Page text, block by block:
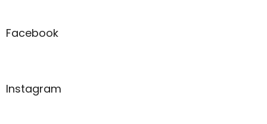
Facebook
Instagram